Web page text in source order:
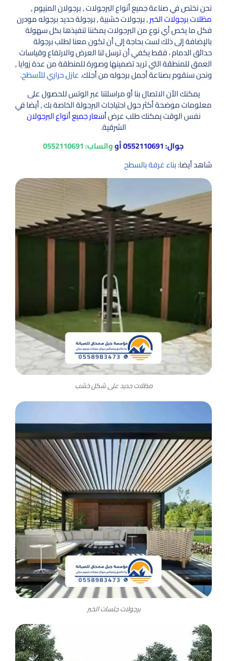
نحن نختص في صناعة جميع أنواع البرجولات , برجولان المنيوم ,
مظلات برجولات الخبر, برجولات خشبية , برجولة حديد برجوله مودرن
فكل ما يخص أي نوع من البرجولات يمكننا تنفيذها بكل سهولة
بالإضافة إلى ذلك لست بحاجة إلى أن تكون معنا لطلب برجولة
حدائق الدمام ، فقط يكفي أن ترسل لنا العرض والارتفاع وقياسات
العمق للمنطقة التي تريد تضمينها وصورة للمنطقة من عدة زوايا ,
ونحن سنقوم بصناعة أجمل برجوله من أجلك.عازل حراري للأسطح.
يمكنك الأن الاتصال بنا أو مراسلتنا عبر الوتس للحصول على
معلومات موضحة أكثر حول احتياجات البرجولة الخاصة بك , أيضا في
نفس الوقت يمكنك طلب عرضأسعار جميع أنواع البرجولان
الشرقية.
جوال:0552110691أوواتساب:0552110691
شاهد أيضا:بناء غرفة بالسطح
مظلات حديد على شكل خشب
برجولات جلسات الخبر